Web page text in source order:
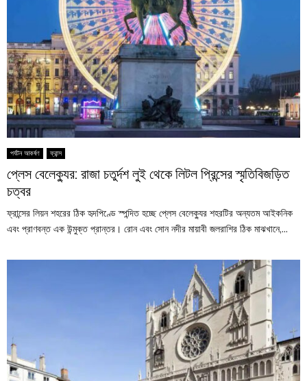
পর্যটন আকর্ষণ ফ্রান্স
প্লেস বেলেক্যুর: রাজা চতুর্দশ লুই থেকে লিটল প্রিন্সের স্মৃতিবিজড়িত
চত্বর
ফ্রান্সের লিয়ন শহরের ঠিক হৃদপিণ্ডে স্পন্দিত হচ্ছে প্লেস বেলেক্যুর শহরটির অন্যতম আইকনিক
এবং প্রাণবন্ত এক উন্মুক্ত প্রান্তর। রোন এবং সোন নদীর মায়াবী জলরাশির ঠিক মাঝখানে,...